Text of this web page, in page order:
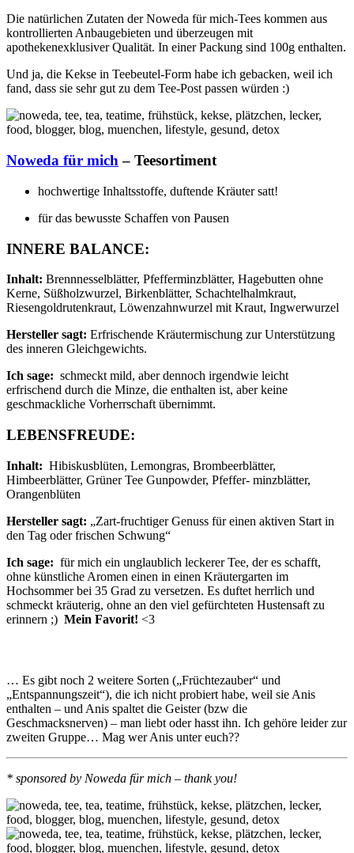
Die natürlichen Zutaten der Noweda für mich-Tees kommen aus
kontrollierten Anbaugebieten und überzeugen mit
apothekenexklusiver Qualität. In einer Packung sind 100g enthalten.
Und ja, die Kekse in Teebeutel-Form habe ich gebacken, weil ich
fand, dass sie sehr gut zu dem Tee-Post passen würden :)
Noweda für mich – Teesortiment
hochwertige Inhaltsstoffe, duftende Kräuter satt!
für das bewusste Schaffen von Pausen
INNERE BALANCE:
Inhalt: Brennnesselblätter, Pfefferminzblätter, Hagebutten ohne
Kerne, Süßholzwurzel, Birkenblätter, Schachtelhalmkraut,
Riesengoldrutenkraut, Löwenzahnwurzel mit Kraut, Ingwerwurzel
Hersteller sagt: Erfrischende Kräutermischung zur Unterstützung
des inneren Gleichgewichts.
Ich sage: schmeckt mild, aber dennoch irgendwie leicht
erfrischend durch die Minze, die enthalten ist, aber keine
geschmackliche Vorherrschaft übernimmt.
LEBENSFREUDE:
Inhalt: Hibiskusblüten, Lemongras, Brombeerblätter,
Himbeerblätter, Grüner Tee Gunpowder, Pfeffer- minzblätter,
Orangenblüten
Hersteller sagt: „Zart-fruchtiger Genuss für einen aktiven Start in
den Tag oder frischen Schwung“
Ich sage: für mich ein unglaublich leckerer Tee, der es schafft,
ohne künstliche Aromen einen in einen Kräutergarten im
Hochsommer bei 35 Grad zu versetzen. Es duftet herrlich und
schmeckt kräuterig, ohne an den viel gefürchteten Hustensaft zu
erinnern ;) Mein Favorit! <3
… Es gibt noch 2 weitere Sorten („Früchtezauber“ und
„Entspannungszeit“), die ich nicht probiert habe, weil sie Anis
enthalten – und Anis spaltet die Geister (bzw die
Geschmacksnerven) – man liebt oder hasst ihn. Ich gehöre leider zur
zweiten Gruppe… Mag wer Anis unter euch??
* sponsored by Noweda für mich – thank you!